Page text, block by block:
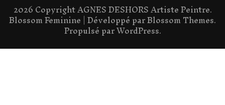
2026 CopyrightAGNES DESHORS Artiste Peintre.
Blossom Feminine | Développé parBlossom Themes.
Propulsé parWordPress.